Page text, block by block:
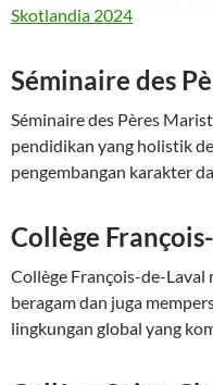
Skotlandia 2024
Séminaire des
Séminaire des Pères
pendidikan yang holistik
pengembangan karakter
Collège
Collège François-de-Laval
beragam dan juga
lingkungan global yang